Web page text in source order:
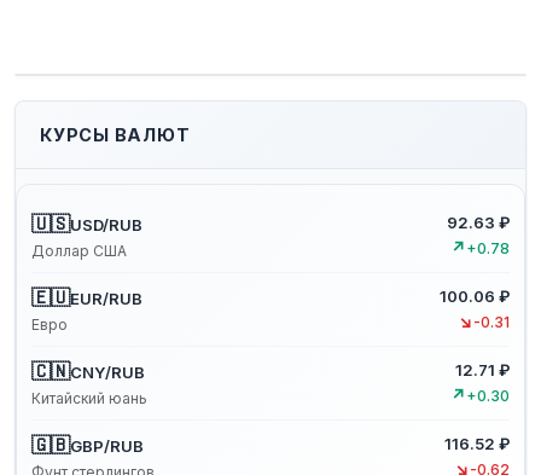
КУРСЫ ВАЛЮТ
🇺🇸USD/RUB
Доллар США
92.63 ₽
↗ +0.78
🇪🇺EUR/RUB
Евро
100.06 ₽
↘ -0.31
🇨🇳CNY/RUB
Китайский юань
12.71 ₽
↗ +0.30
🇬🇧GBP/RUB 116.52 ₽
↘ -0.62